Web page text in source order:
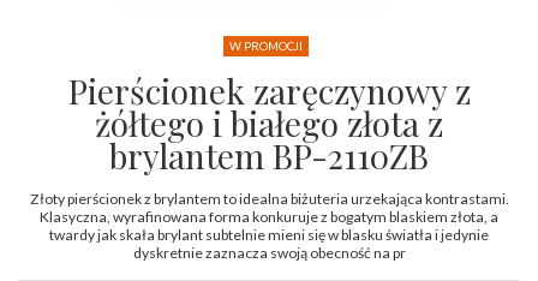
W PROMOCJI
Pierścionek zaręczynowy z
żółtego i białego złota z
brylantem BP-2110ZB
Złoty pierścionek z brylantem to idealna biżuteria urzekająca kontrastami.
Klasyczna, wyrafinowana forma konkuruje z bogatym blaskiem złota, a
twardy jak skała brylant subtelnie mieni się w blasku światła i jedynie
dyskretnie zaznacza swoją obecność na pr